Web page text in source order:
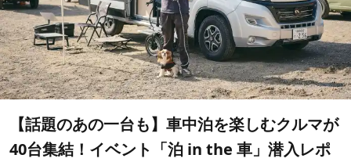
【話題のあの一台も】車中泊を楽しむクルマが
40台集結！イベント「泊 in the 車」潜入レポ